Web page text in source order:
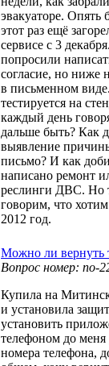
эвакуаторе. Опять
этот раз ещё
сервисе с 3
попросили
согласие, но ниже
в письменном
тестируется на
каждый день
дальше быть? Как
выявление
письмо? И как
написано ремонт
реслинги ДВС. Но
говорим, что
2012 год.
Можно ли вернуть
Вопрос номер: no-
Купила на
и установила
установить
телефоном до меня
номера телефона,